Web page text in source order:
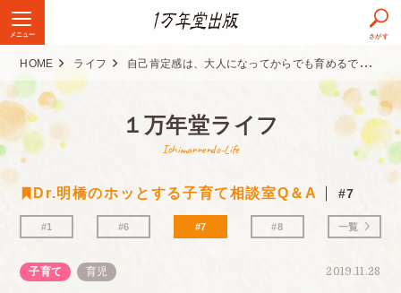
メニュー さがす
HOME ライフ 自己肯定感は、大人になってからでも育めるでしょうか？｜HSPママの悩み
１万年堂ライフ
Ichimannendo-Life
Dr.明橋のホッとする子育て相談室Q＆A #7
#1 #6 #7 #8 一覧
2019.11.28
子育て 育児